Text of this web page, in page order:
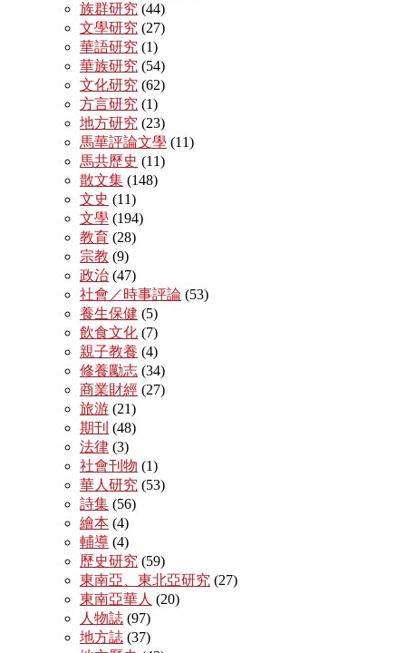
族群研究 (44)
文學研究 (27)
華語研究 (1)
華族研究 (54)
文化研究 (62)
方言研究 (1)
地方研究 (23)
馬華評論文學 (11)
馬共歷史 (11)
散文集 (148)
文史 (11)
文學 (194)
教育 (28)
宗教 (9)
政治 (47)
社會／時事評論 (53)
養生保健 (5)
飲食文化 (7)
親子教養 (4)
修養勵志 (34)
商業財經 (27)
旅游 (21)
期刊 (48)
法律 (3)
社會刊物 (1)
華人研究 (53)
詩集 (56)
繪本 (4)
輔導 (4)
歷史研究 (59)
東南亞、東北亞研究 (27)
東南亞華人 (20)
人物誌 (97)
地方誌 (37)